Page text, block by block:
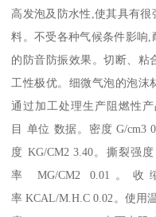
高发泡及防水性,使其具有
料。不受各种气候条件影响
的防音防振效果。切断、粘
工性极优。细微气泡的泡沫
通过加工处理生产阻燃性
目 单位 数据。密度 G/cm3
度 KG/CM2 3.40。撕裂强
率 MG/CM2 0.01。
率 KCAL/M.H.C 0.02。使用